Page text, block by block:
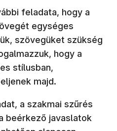
feladata, hogy a
egységes
szövegüket szükség
hogy a
stílusban,
majd.
a szakmai szűrés
beérkező javaslatok